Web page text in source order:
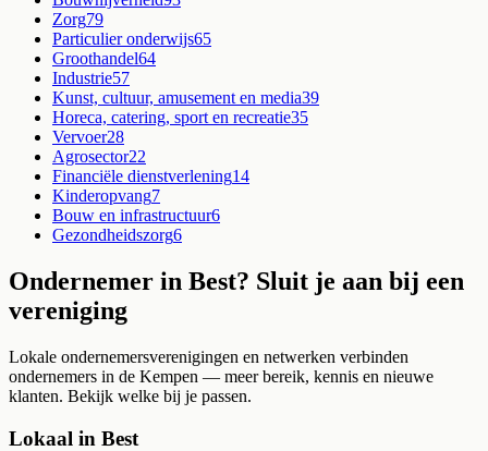
Zorg79
Particulier onderwijs65
Groothandel64
Industrie57
Kunst, cultuur, amusement en media39
Horeca, catering, sport en recreatie35
Vervoer28
Agrosector22
Financiële dienstverlening14
Kinderopvang7
Bouw en infrastructuur6
Gezondheidszorg6
Ondernemer in Best? Sluit je aan bij een
vereniging
Lokale ondernemersverenigingen en netwerken verbinden
ondernemers in de Kempen — meer bereik, kennis en nieuwe
klanten. Bekijk welke bij je passen.
Lokaal in Best